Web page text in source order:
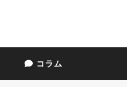
コラム